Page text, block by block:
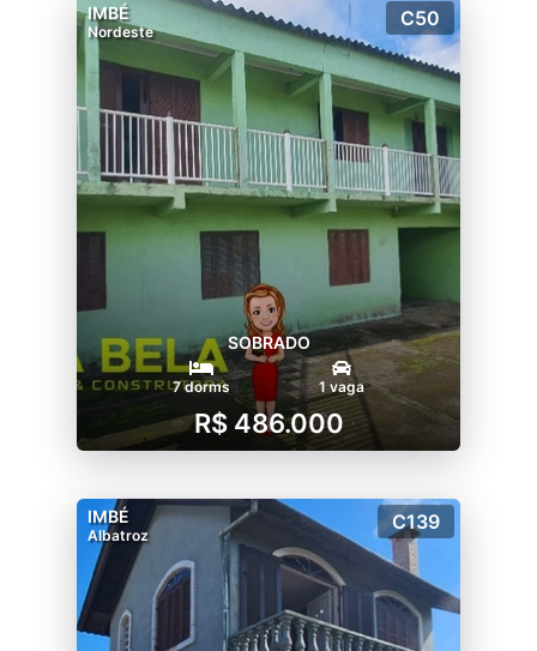
IMBÉ
Nordeste
C50
SOBRADO
7 dorms 1 vaga
R$ 486.000
IMBÉ
Albatroz
C139